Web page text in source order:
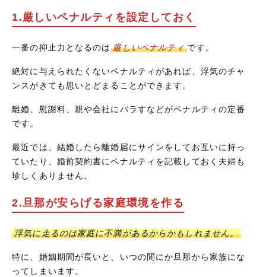
1.厳しいペナルティを設定しておく
一番の抑止力となるのは 厳しいペナルティ です。
絶対に与えられたくないペナルティがあれば、浮気のチャ
ンスがきても思いとどまることができます。
離婚、慰謝料、親や会社にバラすなどがペナルティの定番
です。
最近では、結婚したら離婚届にサインをしてお互いに持っ
ていたり、婚前契約書にペナルティを記載しておく夫婦も
珍しくありません。
2.旦那が安らげる家庭環境を作る
浮気に走るのは家庭に不満があるからかもしれません。
特に、婚姻期間が長いと、いつの間にか旦那から家族にな
ってしまいます。